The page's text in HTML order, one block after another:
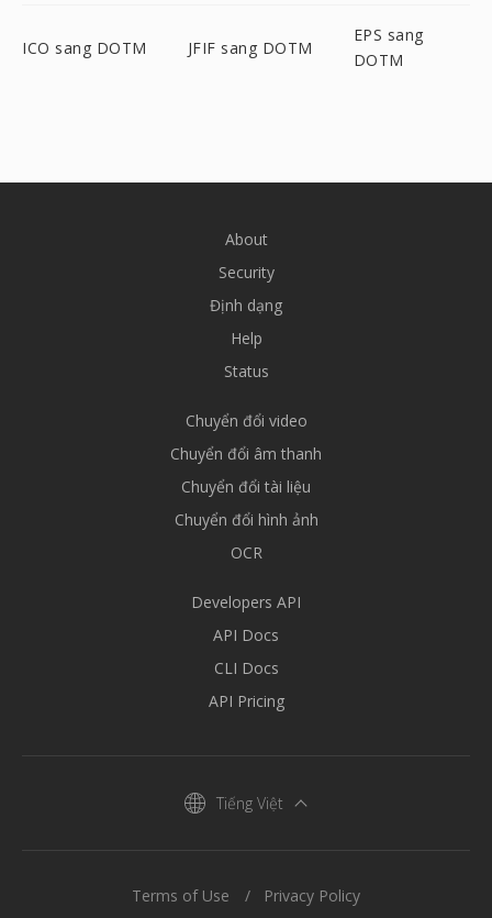
ICO sang DOTM JFIF sang DOTM
EPS sang
DOTM
About
Security
Định dạng
Help
Status
Chuyển đổi video
Chuyển đổi âm thanh
Chuyển đổi tài liệu
Chuyển đổi hình ảnh
OCR
Developers API
API Docs
CLI Docs
API Pricing
Tiếng Việt
Terms of Use Privacy Policy